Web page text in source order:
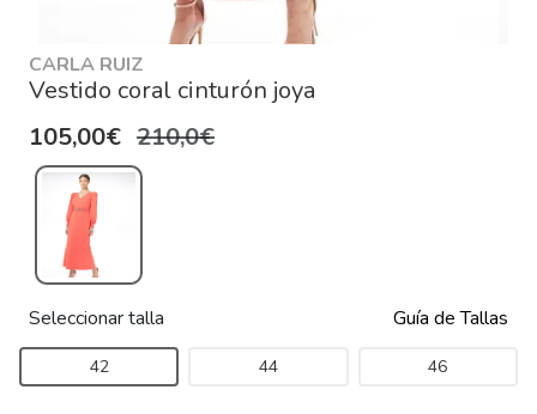
CARLA RUIZ
Vestido coral cinturón joya
105,00€ 210,0€
Seleccionar talla Guía de Tallas
42 44 46